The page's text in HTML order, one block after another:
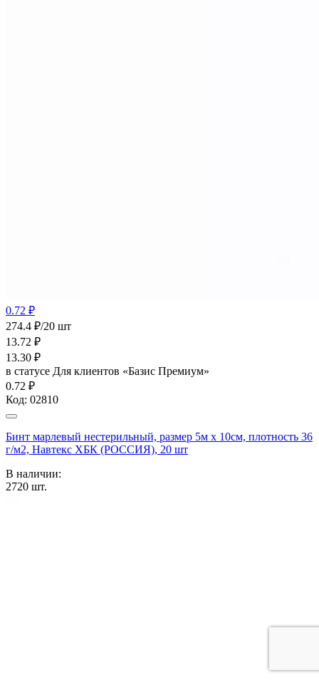
0.72 ₽
274.4 ₽/20 шт
13.72 ₽
13.30 ₽
в статусе Для клиентов «Базис Премиум»
0.72 ₽
Код: 02810
Бинт марлевый нестерильный, размер 5м х 10см, плотность 36
г/м2, Навтекс ХБК (РОССИЯ), 20 шт
В наличии:
2720 шт.